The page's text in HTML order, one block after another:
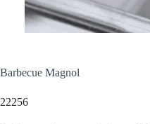
Barbecue Magnol
22256